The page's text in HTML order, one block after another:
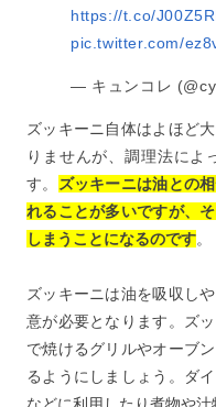
https://t.co/
pic.twitter.com/
— キュンコレ
ズッキーニ自体はよほど
りませんが、調理法によ
す。
ズッキーニは油との
れることが多いですが、
しまうことになるのです。
ズッキーニは油を吸収し
意が必要となります。ズ
で焼けるグリルやオーブ
るようにしましょう。ダ